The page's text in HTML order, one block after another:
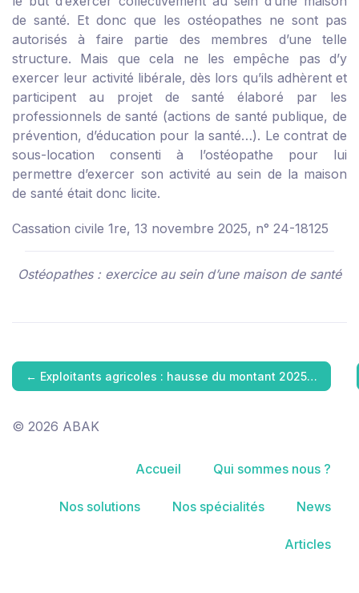
de santé. Et donc que les ostéopathes ne sont pas
autorisés à faire partie des membres d’une telle
structure. Mais que cela ne les empêche pas d’y
exercer leur activité libérale, dès lors qu’ils adhèrent et
participent au projet de santé élaboré par les
professionnels de santé (actions de santé publique, de
prévention, d’éducation pour la santé…). Le contrat de
sous-location consenti à l’ostéopathe pour lui
permettre d’exercer son activité au sein de la maison
de santé était donc licite.
Cassation civile 1re, 13 novembre 2025, n° 24-18125
Ostéopathes : exercice au sein d’une maison de santé
← Exploitants agricoles : hausse du montant 2025…
© 2026 ABAK
Accueil Qui sommes nous ?
Nos solutions Nos spécialités News
Articles